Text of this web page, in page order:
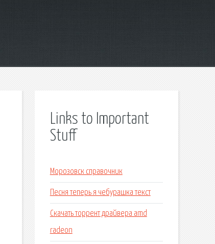
Links to Important
Stuff
Морозовск справочник
Песня теперь я чебурашка текст
Скачать торрент драйвера amd
radeon